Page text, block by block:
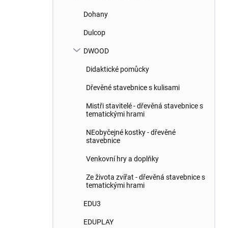
Dohany
Dulcop
DWOOD
Didaktické pomůcky
Dřevěné stavebnice s kulisami
Mistři stavitelé - dřevěná stavebnice s
tematickými hrami
NEobyčejné kostky - dřevěné
stavebnice
Venkovní hry a doplňky
Ze života zvířat - dřevěná stavebnice s
tematickými hrami
EDU3
EDUPLAY